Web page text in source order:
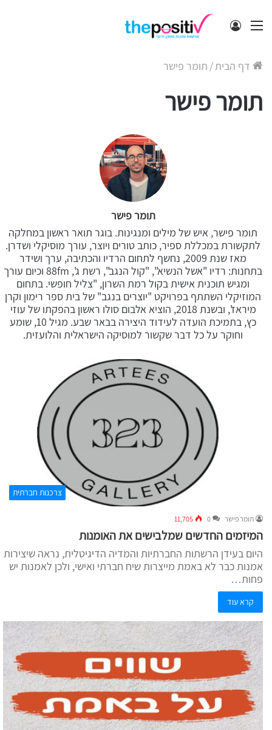
תפריט התחבר
דף הבית/ תומר פישר
תומר פישר
תומר פישר
תומר פישר, איש של מילים ומנגינות. בוגר תואר ראשון במחלקה
לתקשורת במכללת ספיר, כותב טורים ויוצר, עורך מוסיקלי ושדרן.
מאז שנת 2009, נחשף לתחום הרדיו והכתיבה, ערך ושידר
בתחנות: רדיו "אשל הנשיא", "קול הנגב", רשת ג', 88fm וכיום עורך
ומגיש תוכנית אישית בקול רמת השרון, "צליל חופשי. בתחום
המוזיקלי השתתף בפרויקט "יוצרים בנגב" של בית ספר רימון וקרן
מיראז', ובשנת 2018, הוציא אלבום סולו ראשון בהפקתו של עוזי
כץ, בתמיכת הועדה לעידוד היצירה בבאר שבע. מגיל 10, שומע
וחוקר על כל דבר שקשור למוסיקה הישראלית והלועזית.
צרכנות חברתית
תומר פישר 0
11,705
המיזמים החדשים שמלבישים את האומנות
היום בעידן הרשתות החברתיות והמדיה הדיגיטלית, נראה שיצירות
אמנות כבר לא באמת מייצרות שיח חברתי ואישי, ולכן לאמנות יש
פחות…
קרא עוד